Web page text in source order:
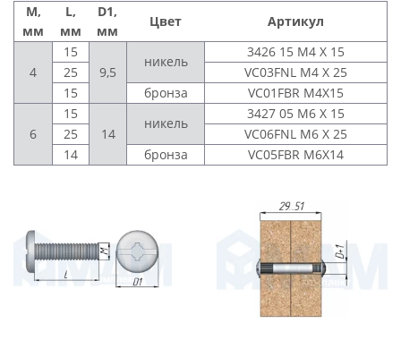
M,
мм
L,
мм
D1,
мм
Цвет Артикул
4
15
9,5
никель
3426 15 M4 X 15
25
VC03FNL M4 X 25
15
бронза VC01FBR M4Х15
6
15
14
никель
3427 05 M6 X 15
25
VC06FNL M6 X 25
14
бронза VC05FBR M6Х14